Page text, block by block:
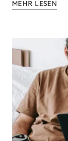
MEHR LESEN